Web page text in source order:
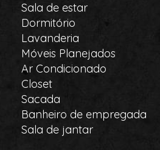
Sala de estar
Dormitório
Lavanderia
Móveis Planejados
Ar Condicionado
Closet
Sacada
Banheiro de empregada
Sala de jantar